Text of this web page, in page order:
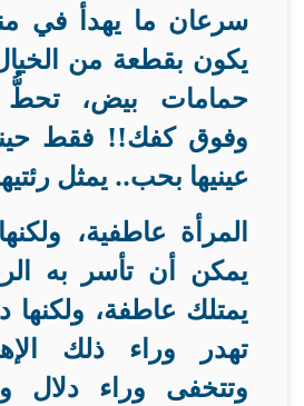
سرعان ما يهدأ في
يكون بقطعة من
حمامات بيض،
وفوق كفك!! فقط
عينيها بحب.. يمثل
المرأة عاطفية،
يمكن أن تأسر به
يمتلك عاطفة، ولكنها
تهدر وراء ذلك
وتتخفى وراء دلال